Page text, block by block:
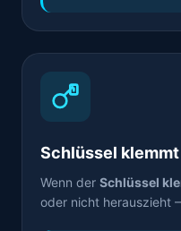
Schlüssel klemmt
Wenn der Schlüssel
oder nicht herauszieht